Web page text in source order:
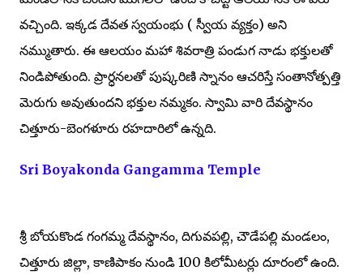
వచ్చింది. ఇక్కడ దేవత స్వయంభు ( స్వీయ వ్యక్తం) అని
నమ్ముతారు. ఈ ఆలయం మహా శివరాత్రి పండుగ నాడు భక్తులతో
నిండిపోతుంది. ప్రార్ధనలతో పుష్కరిణి స్నానం ఆచరిస్తే సంతానోత్పత్తి
మెరుగు అవుతుందని భక్తుల నమ్మకం. స్వామి వారి దేవస్థానం
చిత్తూరు-బెంగళూరు రహదారిలో ఉన్నది.
Sri Boyakonda Gangamma Temple
శ్రీ బోయకొండ గంగమ్మ దేవస్థానం, దిగువపల్లి, చౌడేపల్లి మండలం,
చిత్తూరు జిల్లా, కాణిపాకం నుండి 100 కిలోమీటర్లు దూరంలో ఉంది.